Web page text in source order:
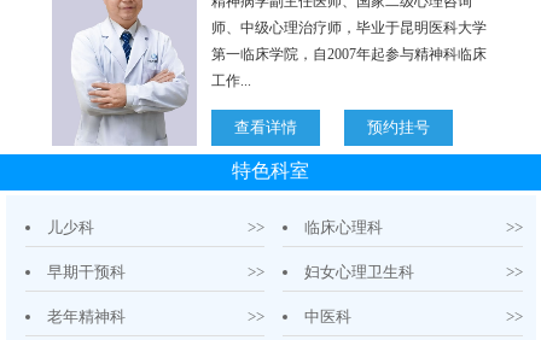
特色科室
儿少科 >> 临床心理科 >>
早期干预科 >> 妇女心理卫生科 >>
老年精神科 >> 中医科 >>